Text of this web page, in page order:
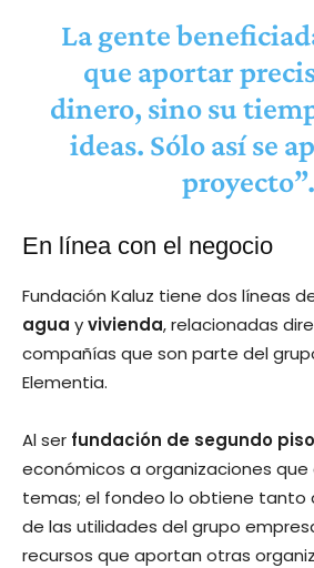
La gente
que aportar
dinero, sino su
ideas. Sólo así se
proyecto”.
En línea con el negocio
Fundación Kaluz tiene dos líneas
agua yvivienda, relacionadas
compañías que son parte del
Elementia.
Al ser fundación de segundo piso
económicos a organizaciones
temas; el fondeo lo obtiene tanto
de las utilidades del grupo
recursos que aportan otras